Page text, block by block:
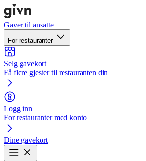
Gaver til ansatte
For restauranter
Selg gavekort
Få flere gjester til restauranten din
Logg inn
For restauranter med konto
Dine gavekort